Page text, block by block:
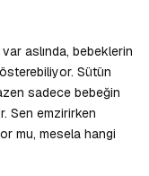
aslında, bebeklerin
Sütün
sadece bebeğin
Sen emzirirken
mu, mesela hangi